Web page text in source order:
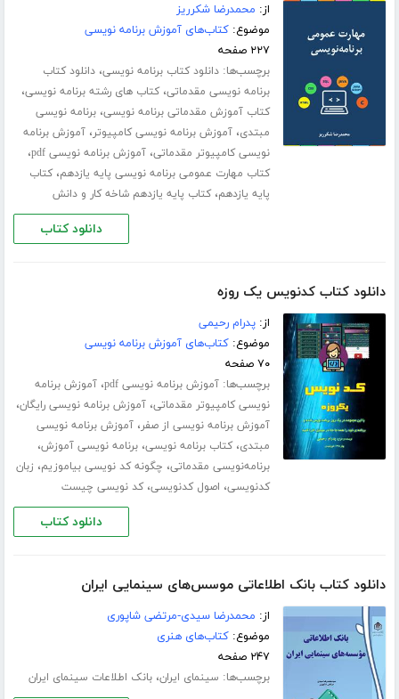
از: محمدرضا شکرریز
موضوع:کتاب‌های آموزش برنامه نویسی
۲۲۷ صفحه
برچسب‌ها:دانلود کتاب برنامه نویسی،دانلود کتاب
برنامه نویسی مقدماتی،کتاب های رشته برنامه نویسی،
کتاب آموزش مقدماتی برنامه نویسی،برنامه نویسی
مبتدی،آموزش برنامه نویسی کامپیوتر،آموزش برنامه
نویسی کامپیوتر مقدماتی،آموزش برنامه نویسی pdf ،
کتاب مهارت عمومی برنامه نویسی پایه یازدهم،کتاب
پایه یازدهم،کتاب پایه یازدهم شاخه کار و دانش
دانلود کتاب
دانلود کتاب کدنویس یک روزه
از:پدرام رحیمی
موضوع:کتاب‌های آموزش برنامه نویسی
۷۰ صفحه
برچسب‌ها:آموزش برنامه نویسی pdf ،آموزش برنامه
نویسی کامپیوتر مقدماتی،آموزش برنامه نویسی رایگان،
آموزش برنامه نویسی از صفر،آموزش برنامه نویسی
مبتدی،کتاب برنامه نویسی،برنامه نویسی آموزش،
برنامه‌نویسی مقدماتی، چگونه کد نویسی بیاموزیم، زبان
کدنویسی، اصول کدنویسی،کد نویسی چیست
دانلود کتاب
دانلود کتاب بانک اطلاعاتی موسس‌های سینمایی ایران
از: محمدرضا سیدی-مرتضی شاپوری
موضوع:کتاب‌های هنری
۲۴۷ صفحه
برچسب‌ها: سینمای ایران،بانک اطلاعات سینمای ایران